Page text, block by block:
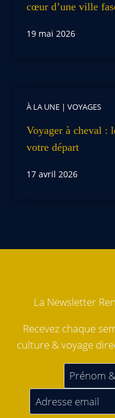
cœur d’une ville
19 mai 2026
À LA UNE | VOYAGES
Voyager à cheval :
votre départ
17 avril 2026
La Newsletter
Recevez chaque
culture & voyage